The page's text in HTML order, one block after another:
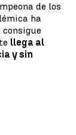
de los
ha
llega al
y sin